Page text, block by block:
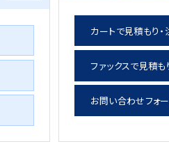
カートで見積もり・
ファックスで見積も
お問い合わせフォ